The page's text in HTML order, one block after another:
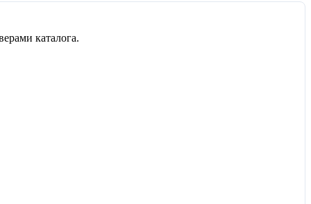
каталога.